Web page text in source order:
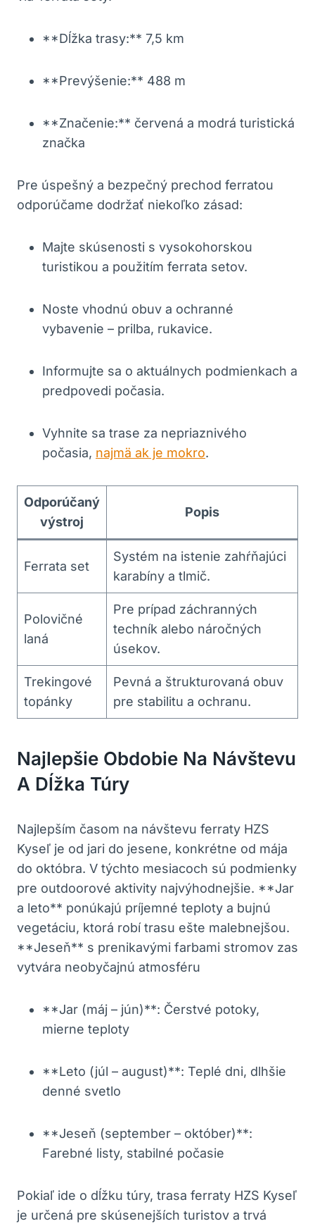
**Dĺžka trasy:** 7,5 km
**Prevýšenie:** 488 m
**Značenie:** červená a modrá turistická
značka
Pre úspešný a bezpečný prechod ferratou
odporúčame dodržať niekoľko zásad:
Majte skúsenosti s vysokohorskou
turistikou a použitím ferrata setov.
Noste vhodnú obuv a ochranné
vybavenie – prilba, rukavice.
Informujte sa o aktuálnych podmienkach a
predpovedi počasia.
Vyhnite sa trase za nepriaznivého
počasia, najmä ak je mokro.
Odporúčaný
výstroj
Popis
Ferrata set
Systém na istenie zahŕňajúci
karabíny a tlmič.
Polovičné
laná
Pre prípad záchranných
techník alebo náročných
úsekov.
Trekingové
topánky
Pevná a štrukturovaná obuv
pre stabilitu a ochranu.
Najlepšie Obdobie Na Návštevu
A Dĺžka Túry
Najlepším časom na návštevu ferraty HZS
Kyseľ je od jari do jesene, konkrétne od mája
do októbra. V týchto mesiacoch sú podmienky
pre outdoorové aktivity najvýhodnejšie. **Jar
a leto** ponúkajú príjemné teploty a bujnú
vegetáciu, ktorá robí trasu ešte malebnejšou.
**Jeseň** s prenikavými farbami stromov zas
vytvára neobyčajnú atmosféru
**Jar (máj – jún)**: Čerstvé potoky,
mierne teploty
**Leto (júl – august)**: Teplé dni, dlhšie
denné svetlo
**Jeseň (september – október)**:
Farebné listy, stabilné počasie
Pokiaľ ide o dĺžku túry, trasa ferraty HZS Kyseľ
je určená pre skúsenejších turistov a trvá